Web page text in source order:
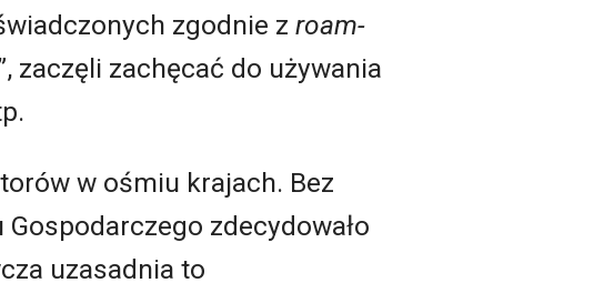
zgodnie z roam-
zaczęli zachęcać do używania
w ośmiu krajach. Bez
zdecydowało
uzasadnia to